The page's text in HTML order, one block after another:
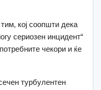
кој соопшти дека
сериозен инцидент“
чекори и ќе
турбулентен